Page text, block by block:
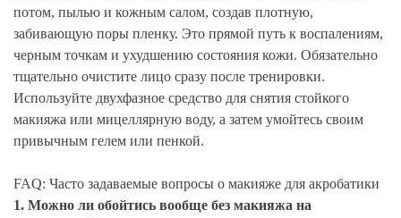
потом, пылью и кожным салом, создав плотную,
забивающую поры пленку. Это прямой путь к воспалениям,
черным точкам и ухудшению состояния кожи. Обязательно
тщательно очистите лицо сразу после тренировки.
Используйте двухфазное средство для снятия стойкого
макияжа или мицеллярную воду, а затем умойтесь своим
привычным гелем или пенкой.
FAQ: Часто задаваемые вопросы о макияже для акробатики
1. Можно ли обойтись вообще без макияжа на